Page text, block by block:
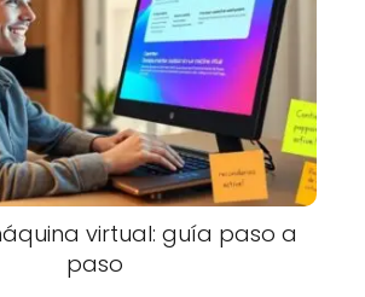
virtual: guía paso a
paso